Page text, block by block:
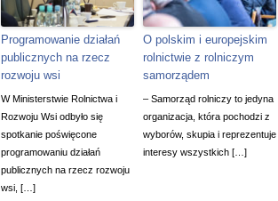
Programowanie działań
publicznych na rzecz
rozwoju wsi
W Ministerstwie Rolnictwa i
Rozwoju Wsi odbyło się
spotkanie poświęcone
programowaniu działań
publicznych na rzecz rozwoju
wsi, […]
O polskim i europejskim
rolnictwie z rolniczym
samorządem
– Samorząd rolniczy to jedyna
organizacja, która pochodzi z
wyborów, skupia i reprezentuje
interesy wszystkich […]